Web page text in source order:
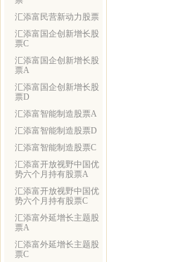
汇添富民营新动力股票
汇添富国企创新增长股
票C
汇添富国企创新增长股
票A
汇添富国企创新增长股
票D
汇添富智能制造股票A
汇添富智能制造股票D
汇添富智能制造股票C
汇添富开放视野中国优
势六个月持有股票A
汇添富开放视野中国优
势六个月持有股票C
汇添富外延增长主题股
票A
汇添富外延增长主题股
票C